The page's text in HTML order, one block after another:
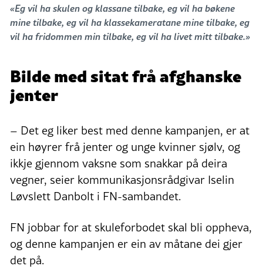
«Eg vil ha skulen og klassane tilbake, eg vil ha bøkene
mine tilbake, eg vil ha klassekameratane mine tilbake, eg
vil ha fridommen min tilbake, eg vil ha livet mitt tilbake.»
Bilde med sitat frå afghanske
jenter
– Det eg liker best med denne kampanjen, er at
ein høyrer frå jenter og unge kvinner sjølv, og
ikkje gjennom vaksne som snakkar på deira
vegner, seier kommunikasjonsrådgivar Iselin
Løvslett Danbolt i FN-sambandet.
FN jobbar for at skuleforbodet skal bli oppheva,
og denne kampanjen er ein av måtane dei gjer
det på.